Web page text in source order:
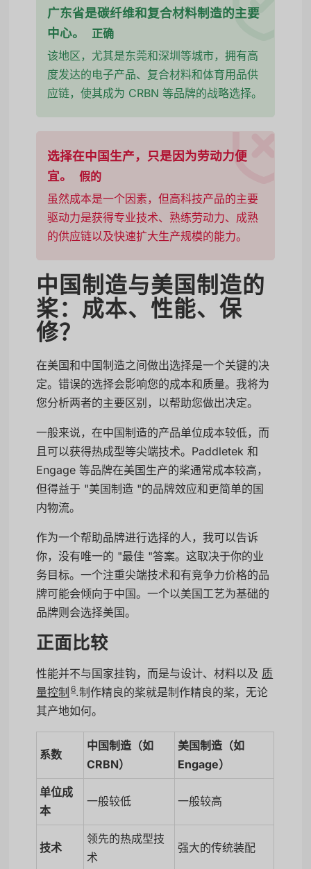
广东省是碳纤维和复合材料制造的主要
中心。
正确
该地区，尤其是东莞和深圳等城市，拥有高
度发达的电子产品、复合材料和体育用品供
应链，使其成为 CRBN 等品牌的战略选择。
选择在中国生产，只是因为劳动力便
宜。
假的
虽然成本是一个因素，但高科技产品的主要
驱动力是获得专业技术、熟练劳动力、成熟
的供应链以及快速扩大生产规模的能力。
中国制造与美国制造的
桨：成本、性能、保
修？
在美国和中国制造之间做出选择是一个关键的决
定。错误的选择会影响您的成本和质量。我将为
您分析两者的主要区别，以帮助您做出决定。
一般来说，在中国制造的产品单位成本较低，而
且可以获得热成型等尖端技术。Paddletek 和
Engage 等品牌在美国生产的桨通常成本较高，
但得益于 "美国制造 "的品牌效应和更简单的国
内物流。
作为一个帮助品牌进行选择的人，我可以告诉
你，没有唯一的 "最佳 "答案。这取决于你的业
务目标。一个注重尖端技术和有竞争力价格的品
牌可能会倾向于中国。一个以美国工艺为基础的
品牌则会选择美国。
正面比较
性能并不与国家挂钩，而是与设计、材料以及 质
量控制 6.制作精良的桨就是制作精良的桨，无论
其产地如何。
系数
中国制造（如
CRBN）
美国制造（如
Engage）
单位成
本
一般较低 一般较高
技术
领先的热成型技
术
强大的传统装配